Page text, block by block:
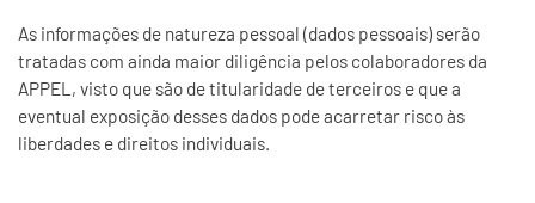
As informações de natureza pessoal (dados pessoais) serão
tratadas com ainda maior diligência pelos colaboradores da
APPEL, visto que são de titularidade de terceiros e que a
eventual exposição desses dados pode acarretar risco às
liberdades e direitos individuais.